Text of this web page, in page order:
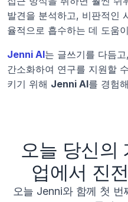
발견을 분석하고, 비판적인
율적으로 흡수하는 데 도움
Jenni AI는 글쓰기를 다듬
간소화하여 연구를 지원할
키기 위해 Jenni AI를 경험
오늘 당신의
업에서 진
오늘 Jenni와 함께 첫